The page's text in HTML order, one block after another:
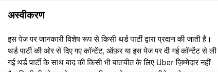
अस्वीकरण
इस पेज पर जानकारी विशेष रूप से किसी थर्ड पार्टी द्वारा प्रदान की जाती है।
थर्ड पार्टी की ओर से दिए गए कॉन्टेंट, ऑफ़र या इस पेज पर दी गई कॉन्टेंट से ली
गई थर्ड पार्टी के साथ बाद की किसी भी बातचीत के लिए Uber ज़िम्मेदार नहीं